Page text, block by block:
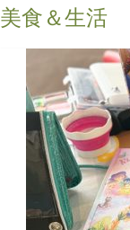
美食＆生活